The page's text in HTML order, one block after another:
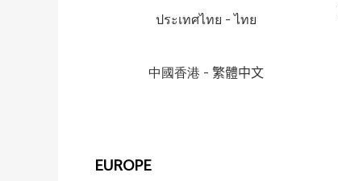
ประเทศไทย -ไทย
中國香港 -繁體中文
EUROPE